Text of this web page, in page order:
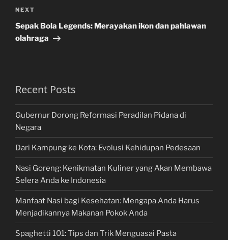
Next
Post
NEXT
Sepak Bola Legends: Merayakan ikon dan pahlawan
olahraga
Recent Posts
Gubernur Dorong Reformasi Peradilan Pidana di
Negara
Dari Kampung ke Kota: Evolusi Kehidupan Pedesaan
Nasi Goreng: Kenikmatan Kuliner yang Akan Membawa
Selera Anda ke Indonesia
Manfaat Nasi bagi Kesehatan: Mengapa Anda Harus
Menjadikannya Makanan Pokok Anda
Spaghetti 101: Tips dan Trik Menguasai Pasta